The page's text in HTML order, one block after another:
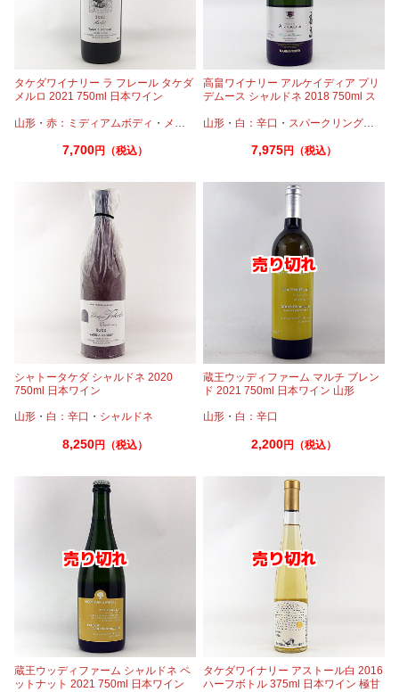
タケダワイナリー ラ フレール タケダ
メルロ 2021 750ml 日本ワイン
山形 ・ 赤：ミディアムボディ ・ メルロー
7,700円（税込）
高畠ワイナリー アルケイディア プリ
デムース シャルドネ 2018 750ml ス
山形 ・ 白：辛口 ・ スパークリングワイン
7,975円（税込）
シャトータケダ シャルドネ 2020
750ml 日本ワイン
山形 ・ 白：辛口 ・ シャルドネ
8,250円（税込）
蔵王ウッディファーム マルチ ブレン
ド 2021 750ml 日本ワイン 山形
山形 ・ 白：辛口
2,200円（税込）
蔵王ウッディファーム シャルドネ ペ
ットナット 2021 750ml 日本ワイン
タケダワイナリー アストール白 2016
ハーフボトル 375ml 日本ワイン 極甘